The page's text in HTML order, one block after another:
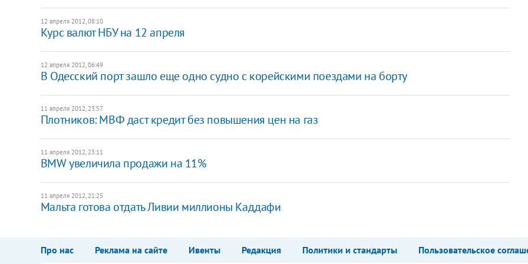
12 апреля 2012, 08:10
Курс валют НБУ на 12 апреля
12 апреля 2012, 06:49
В Одесский порт зашло еще одно судно с корейскими поездами на борту
11 апреля 2012, 23:57
Плотников: МВФ даст кредит без повышения цен на газ
11 апреля 2012, 23:11
BMW увеличила продажи на 11%
11 апреля 2012, 21:25
Мальта готова отдать Ливии миллионы Каддафи
Про нас Реклама на сайте Ивенты Редакция Политики и стандарты Пользовательское